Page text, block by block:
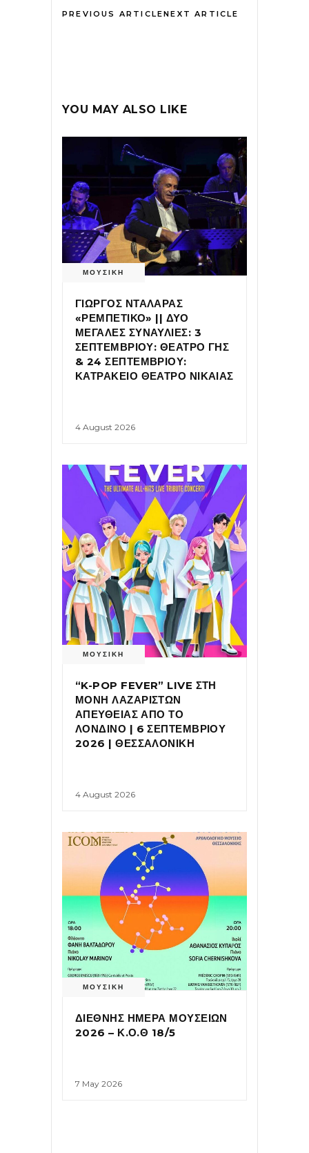
PREVIOUS ARTICLENEXT ARTICLE
YOU MAY ALSO LIKE
ΜΟΥΣΙΚΗ
ΓΙΩΡΓΟΣ ΝΤΑΛΑΡΑΣ
«ΡΕΜΠΕΤΙΚΟ» || ΔΥΟ
ΜΕΓΑΛΕΣ ΣΥΝΑΥΛΙΕΣ: 3
ΣΕΠΤΕΜΒΡΙΟΥ: ΘΕΑΤΡΟ ΓΗΣ
& 24 ΣΕΠΤΕΜΒΡΙΟΥ:
ΚΑΤΡΑΚΕΙΟ ΘΕΑΤΡΟ ΝΙΚΑΙΑΣ
4 August 2026
ΜΟΥΣΙΚΗ
“K-POP FEVER” LIVE ΣΤΗ
ΜΟΝΗ ΛΑΖΑΡΙΣΤΩΝ
ΑΠΕΥΘΕΙΑΣ ΑΠΟ ΤΟ
ΛΟΝΔΙΝΟ | 6 ΣΕΠΤΕΜΒΡΙΟΥ
2026 | ΘΕΣΣΑΛΟΝΙΚΗ
4 August 2026
ΜΟΥΣΙΚΗ
ΔΙΕΘΝΗΣ ΗΜΕΡΑ ΜΟΥΣΕΙΩΝ
2026 – Κ.Ο.Θ 18/5
7 May 2026